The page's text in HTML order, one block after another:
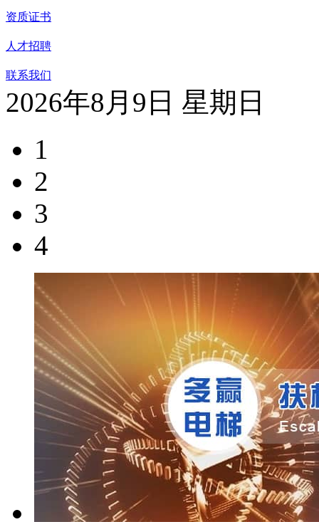
资质证书
人才招聘
联系我们
2026年8月9日 星期日
1
2
3
4